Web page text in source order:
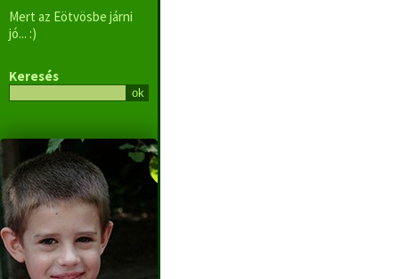
Mert az Eötvösbe járni
jó... :)
Keresés